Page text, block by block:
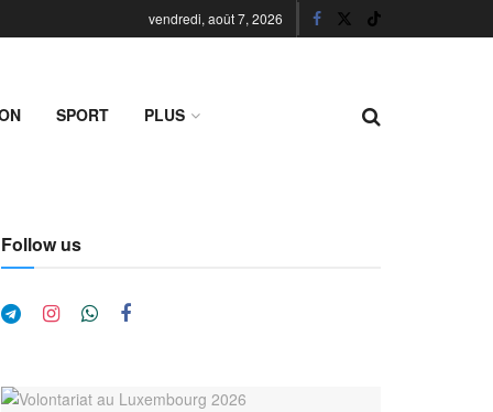
vendredi, août 7, 2026
SPORT PLUS
Follow us